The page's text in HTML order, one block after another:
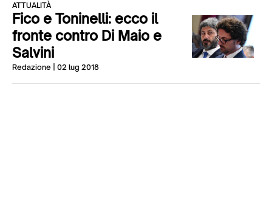
Chi siamo
Contatti
ATTUALITÀ
Fico e Toninelli: ecco il
fronte contro Di Maio e
Salvini
Redazione | 02 lug 2018